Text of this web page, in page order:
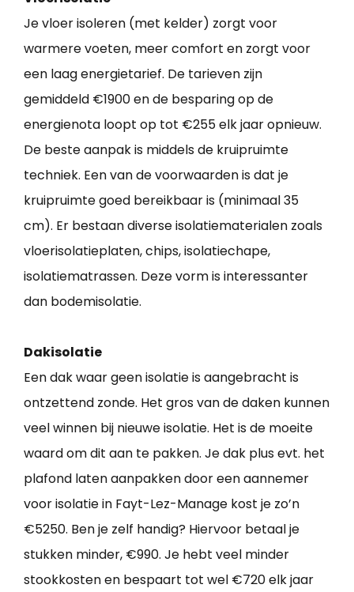
Je vloer isoleren (met kelder) zorgt voor
warmere voeten, meer comfort en zorgt voor
een laag energietarief. De tarieven zijn
gemiddeld €1900 en de besparing op de
energienota loopt op tot €255 elk jaar opnieuw.
De beste aanpak is middels de kruipruimte
techniek. Een van de voorwaarden is dat je
kruipruimte goed bereikbaar is (minimaal 35
cm). Er bestaan diverse isolatiematerialen zoals
vloerisolatieplaten, chips, isolatiechape,
isolatiematrassen. Deze vorm is interessanter
dan bodemisolatie.
Dakisolatie
Een dak waar geen isolatie is aangebracht is
ontzettend zonde. Het gros van de daken kunnen
veel winnen bij nieuwe isolatie. Het is de moeite
waard om dit aan te pakken. Je dak plus evt. het
plafond laten aanpakken door een aannemer
voor isolatie in Fayt-Lez-Manage kost je zo’n
€5250. Ben je zelf handig? Hiervoor betaal je
stukken minder, €990. Je hebt veel minder
stookkosten en bespaart tot wel €720 elk jaar